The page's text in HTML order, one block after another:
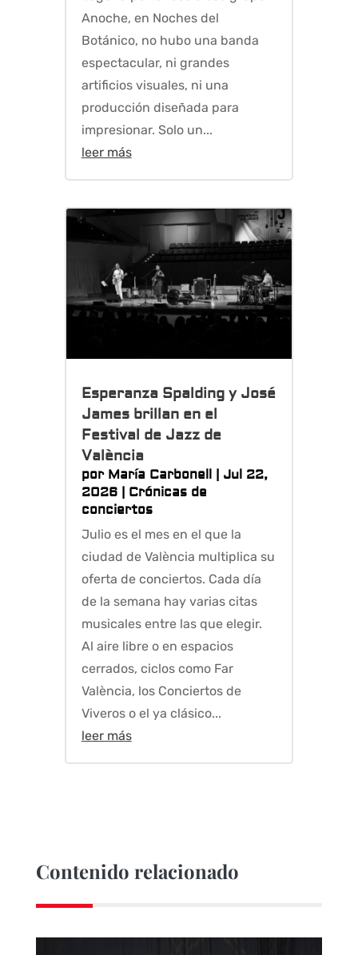
Anoche, en Noches del
Botánico, no hubo una banda
espectacular, ni grandes
artificios visuales, ni una
producción diseñada para
impresionar. Solo un...
leer más
Esperanza Spalding y José
James brillan en el
Festival de Jazz de
València
por María Carbonell| Jul 22,
2026| Crónicas de
conciertos
Julio es el mes en el que la
ciudad de València multiplica su
oferta de conciertos. Cada día
de la semana hay varias citas
musicales entre las que elegir.
Al aire libre o en espacios
cerrados, ciclos como Far
València, los Conciertos de
Viveros o el ya clásico...
leer más
Contenido relacionado